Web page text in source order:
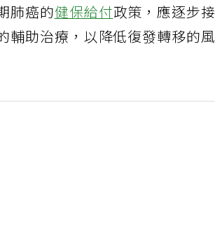
肺癌的健保給付政策，應逐步接
輔助治療，以降低復發轉移的風